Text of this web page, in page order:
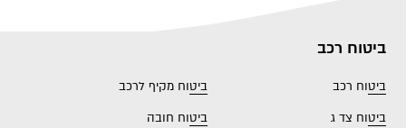
ביטוח רכב
ביטוח רכב
ביטוח מקיף לרכב
ביטוח צד ג
ביטוח חובה